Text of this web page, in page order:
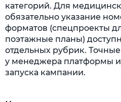
категорий. Для
обязательно указание
форматов (спецпроекты
поэтажные планы)
отдельных рубрик.
у менеджера платформы
запуска кампании.